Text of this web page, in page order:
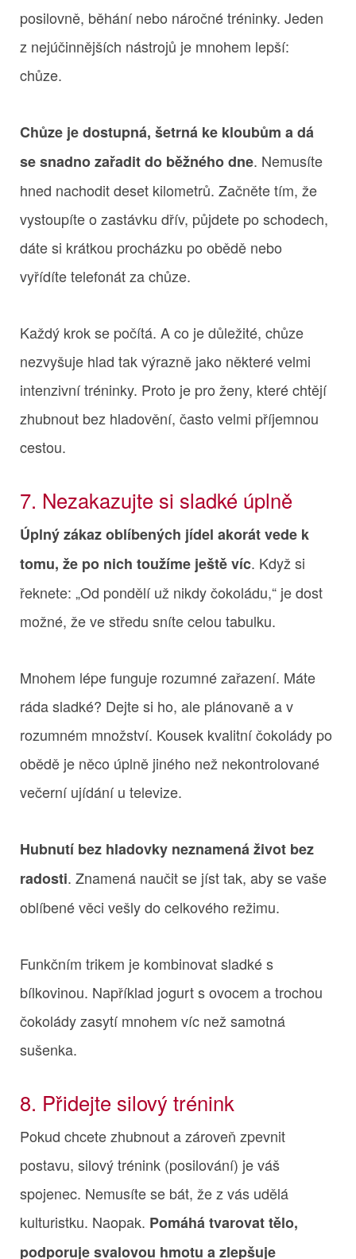
posilovně, běhání nebo náročné tréninky. Jeden
z nejúčinnějších nástrojů je mnohem lepší:
chůze.
Chůze je dostupná, šetrná ke kloubům a dá
se snadno zařadit do běžného dne. Nemusíte
hned nachodit deset kilometrů. Začněte tím, že
vystoupíte o zastávku dřív, půjdete po schodech,
dáte si krátkou procházku po obědě nebo
vyřídíte telefonát za chůze.
Každý krok se počítá. A co je důležité, chůze
nezvyšuje hlad tak výrazně jako některé velmi
intenzivní tréninky. Proto je pro ženy, které chtějí
zhubnout bez hladovění, často velmi příjemnou
cestou.
7. Nezakazujte si sladké úplně
Úplný zákaz oblíbených jídel akorát vede k
tomu, že po nich toužíme ještě víc. Když si
řeknete: „Od pondělí už nikdy čokoládu,“ je dost
možné, že ve středu sníte celou tabulku.
Mnohem lépe funguje rozumné zařazení. Máte
ráda sladké? Dejte si ho, ale plánovaně a v
rozumném množství. Kousek kvalitní čokolády po
obědě je něco úplně jiného než nekontrolované
večerní ujídání u televize.
Hubnutí bez hladovky neznamená život bez
radosti. Znamená naučit se jíst tak, aby se vaše
oblíbené věci vešly do celkového režimu.
Funkčním trikem je kombinovat sladké s
bílkovinou. Například jogurt s ovocem a trochou
čokolády zasytí mnohem víc než samotná
sušenka.
8. Přidejte silový trénink
Pokud chcete zhubnout a zároveň zpevnit
postavu, silový trénink (posilování) je váš
spojenec. Nemusíte se bát, že z vás udělá
kulturistku. Naopak. Pomáhá tvarovat tělo,
podporuje svalovou hmotu a zlepšuje